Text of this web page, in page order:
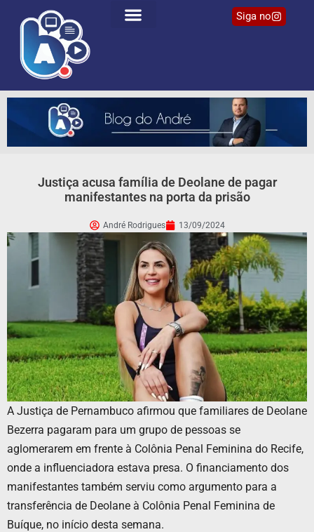
Siga no
Justiça acusa família de Deolane de pagar
manifestantes na porta da prisão
André Rodrigues 13/09/2024
A Justiça de Pernambuco afirmou que familiares de Deolane
Bezerra pagaram para um grupo de pessoas se
aglomerarem em frente à Colônia Penal Feminina do Recife,
onde a influenciadora estava presa. O financiamento dos
manifestantes também serviu como argumento para a
transferência de Deolane à Colônia Penal Feminina de
Buíque, no início desta semana.